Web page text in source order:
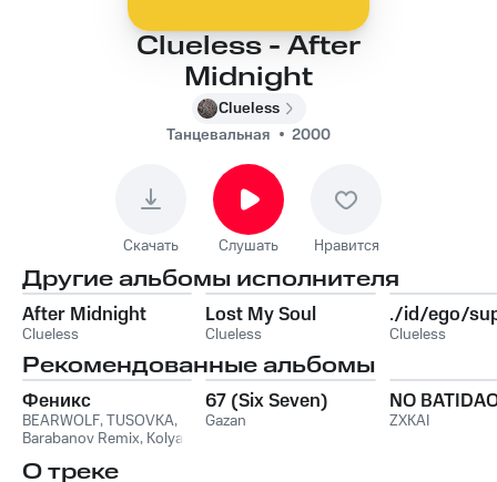
Clueless - After
Midnight
Clueless
Танцевальная
2000
Скачать Слушать Нравится
Другие альбомы исполнителя
After Midnight
Clueless
Lost My Soul
Clueless
./id/ego/
Clueless
Рекомендованные альбомы
Феникс
BEARWOLF,TUSOVKA,
Barabanov Remix, Kolya
67 (Six Seven)
Gazan
NO
ZXKAI
О треке